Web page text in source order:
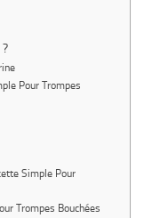
Pour Trompes
Simple Pour
Trompes Bouchées